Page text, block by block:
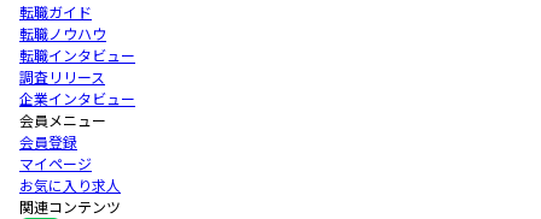
転職ガイド
転職ノウハウ
転職インタビュー
調査リリース
企業インタビュー
会員メニュー
会員登録
マイページ
お気に入り求人
関連コンテンツ